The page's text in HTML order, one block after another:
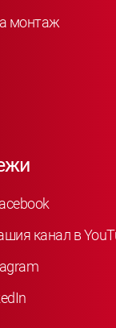
монтаж
канал в